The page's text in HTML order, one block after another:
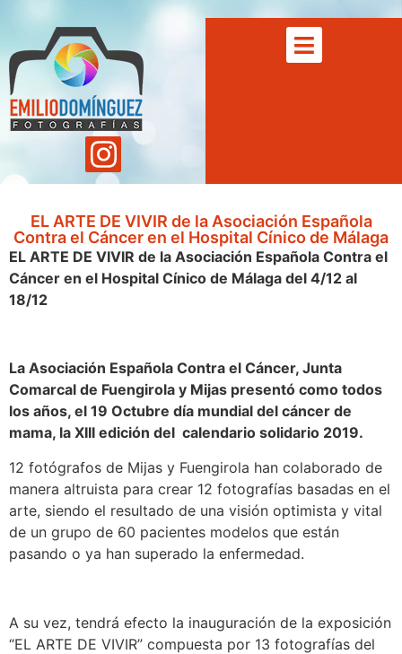
EL ARTE DE VIVIR de la Asociación Española
Contra el Cáncer en el Hospital Cínico de Málaga
EL ARTE DE VIVIR de la Asociación Española Contra el
Cáncer en el Hospital Cínico de Málaga del 4/12 al
18/12
La Asociación Española Contra el Cáncer, Junta
Comarcal de Fuengirola y Mijas presentó como todos
los años, el 19 Octubre día mundial del cáncer de
mama, la XIII edición del calendario solidario 2019.
12 fotógrafos de Mijas y Fuengirola han colaborado de
manera altruista para crear 12 fotografías basadas en el
arte, siendo el resultado de una visión optimista y vital
de un grupo de 60 pacientes modelos que están
pasando o ya han superado la enfermedad.
A su vez, tendrá efecto la inauguración de la exposición
“EL ARTE DE VIVIR” compuesta por 13 fotografías del